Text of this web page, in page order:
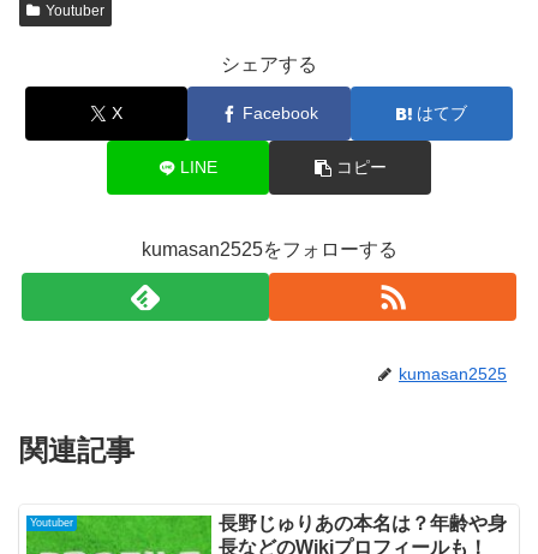
Youtuber
シェアする
X Facebook はてブ
LINE コピー
kumasan2525をフォローする
kumasan2525
関連記事
Youtuber
長野じゅりあの本名は？年齢や身
長などのWikiプロフィールも！